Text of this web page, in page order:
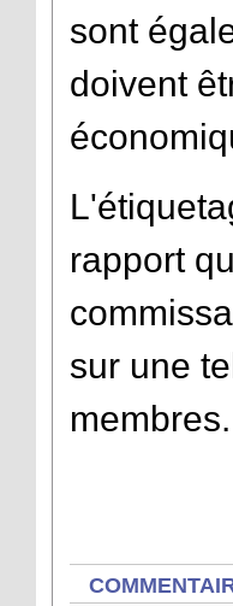
sont
doivent
rapport
sur une
membres.
AFFICHER